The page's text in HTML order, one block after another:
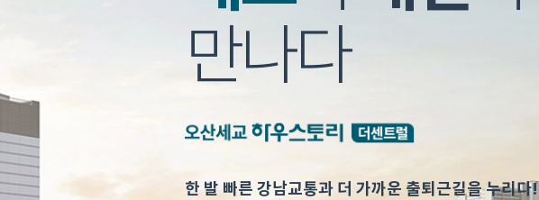
만나다
한 발 빠른 강남교통과 더 가까운 출퇴근길을 누리다!